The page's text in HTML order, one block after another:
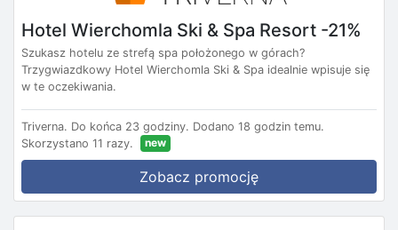
Hotel Wierchomla Ski & Spa Resort -21%
Szukasz hotelu ze strefą spa położonego w górach?
Trzygwiazdkowy Hotel Wierchomla Ski & Spa idealnie wpisuje się
w te oczekiwania.
Triverna. Do końca 23 godziny. Dodano 18 godzin temu.
Skorzystano 11 razy.
new
Zobacz promocję